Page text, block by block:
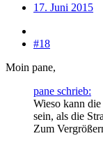
17. Juni 2015
#18
Moin pane,
pane schrieb:
Wieso kann
sein, als die
Zum